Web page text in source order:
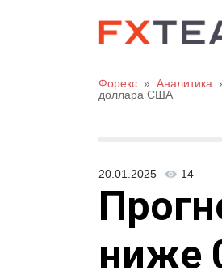
Форекс » Аналитика
доллара США
20.01.2025 14
ниже